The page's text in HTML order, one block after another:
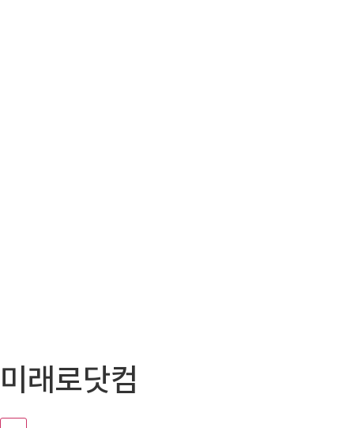
텐
로
미래로닷컴